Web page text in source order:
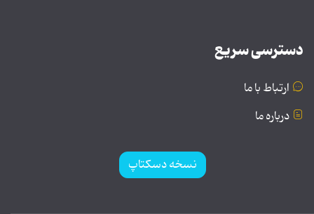
دسترسی سریع
ارتباط با ما
درباره ما
نسخه دسکتاپ